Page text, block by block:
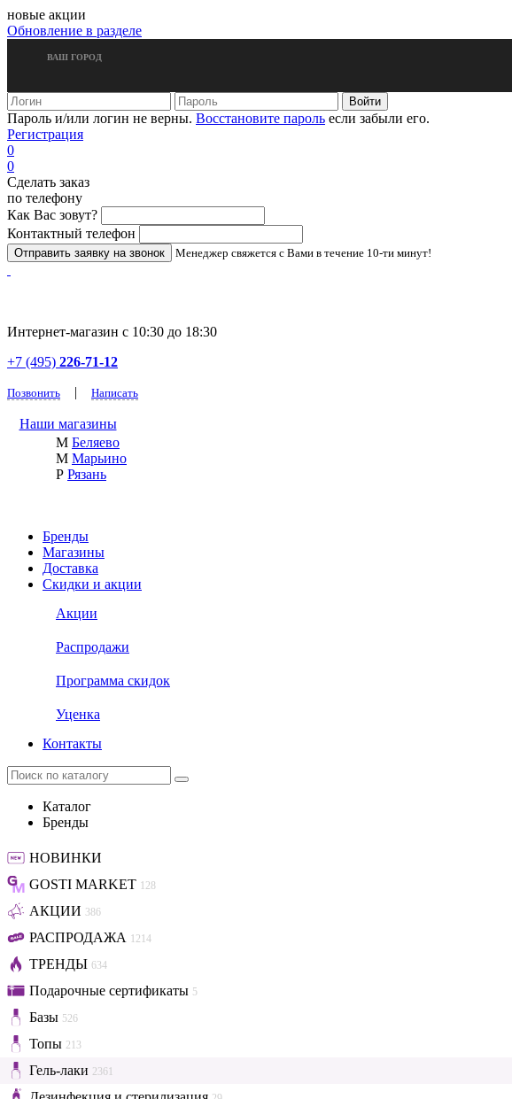
новые акции
Обновление в разделе
ВАШ ГОРОД
Пароль и/или логин не верны. Восстановите пароль если забыли его.
Регистрация
0
0
Сделать заказ
по телефону
Как Вас зовут?
Контактный телефон
Менеджер свяжется с Вами в течение 10-ти минут!
Интернет-магазин с 10:30 до 18:30
+7 (495) 226-71-12
Позвонить | Написать
Наши магазины
М Беляево
М Марьино
Р Рязань
Бренды
Магазины
Доставка
Скидки и акции
Акции
Распродажи
Программа скидок
Уценка
Контакты
Каталог
Бренды
НОВИНКИ
GOSTI MARKET 128
АКЦИИ 386
РАСПРОДАЖА 1214
ТРЕНДЫ 634
Подарочные сертификаты 5
Базы 526
Топы 213
Гель-лаки 2361